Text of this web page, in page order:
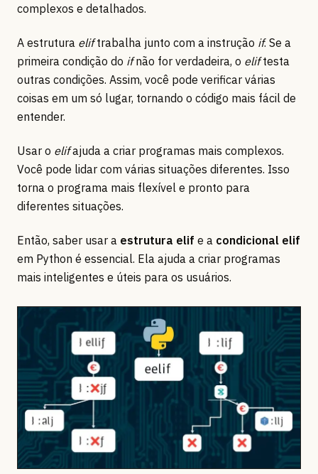
complexos e detalhados.
A estrutura eliftrabalha junto com a instrução if. Se a
primeira condição do ifnão for verdadeira, o eliftesta
outras condições. Assim, você pode verificar várias
coisas em um só lugar, tornando o código mais fácil de
entender.
Usar o elifajuda a criar programas mais complexos.
Você pode lidar com várias situações diferentes. Isso
torna o programa mais flexível e pronto para
diferentes situações.
Então, saber usar a estrutura elif e a condicional elif
em Python é essencial. Ela ajuda a criar programas
mais inteligentes e úteis para os usuários.